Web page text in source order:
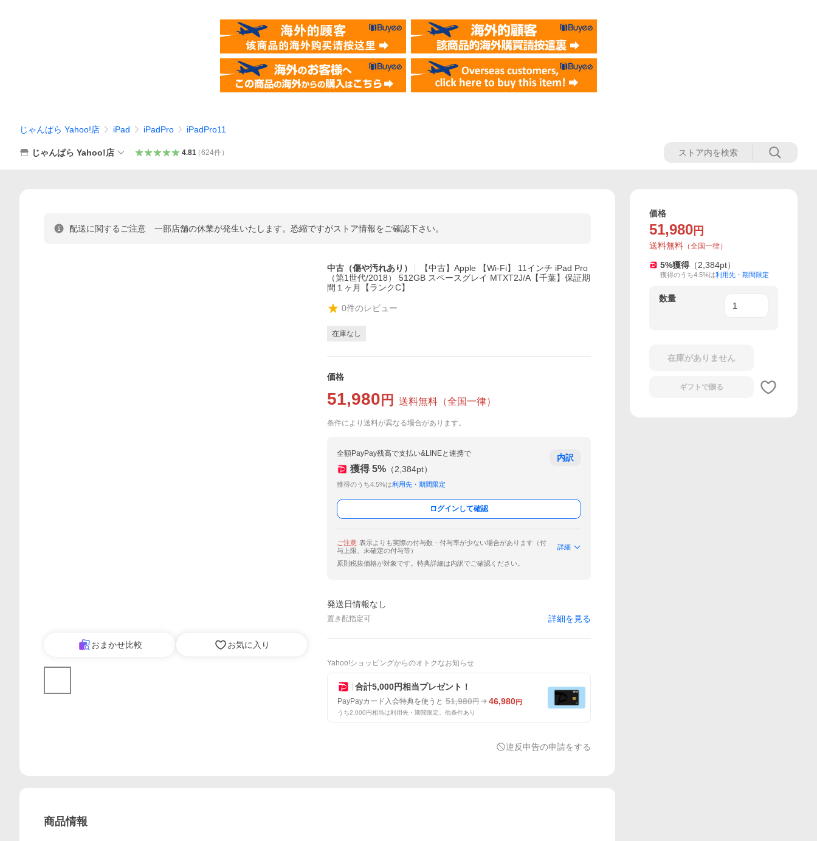
じゃんぱら Yahoo!店 iPad iPadPro iPadPro11
じゃんぱら Yahoo!店 4.81（624件）
配送に関するご注意 一部店舗の休業が発生いたします。恐縮ですがストア情報をご確認下さい。
おまかせ比較 お気に入り
中古（傷や汚れあり）
【中古】Apple 【Wi-Fi】 11インチ iPad Pro
（第1世代/2018） 512GB スペースグレイ MTXT2J/A【千葉】保証期
間１ヶ月【ランクC】
0件のレビュー
在庫なし
価格
51,980 円 送料無料 （全国一律）
条件により送料が異なる場合があります。
全額PayPay残高で支払い&LINEと連携で
獲得 5% （2,384pt）
獲得のうち4.5%は利用先・期間限定
内訳
ログインして確認
ご注意 表示よりも実際の付与数・付与率が少ない場合があります（付
与上限、未確定の付与等）
詳細
原則税抜価格が対象です。特典詳細は内訳でご確認ください。
発送日情報なし
置き配指定可 詳細を見る
Yahoo!ショッピングからのオトクなお知らせ
合計5,000円相当プレゼント！
PayPayカード入会特典を使うと 51,980円 46,980円
うち2,000円相当は利用先・期間限定。他条件あり
違反申告の申請をする
商品情報
価格
51,980 円
送料無料 （全国一律）
5%獲得 （2,384pt）
獲得のうち4.5%は利用先・期間限定
数量
在庫がありません
ギフトで贈る